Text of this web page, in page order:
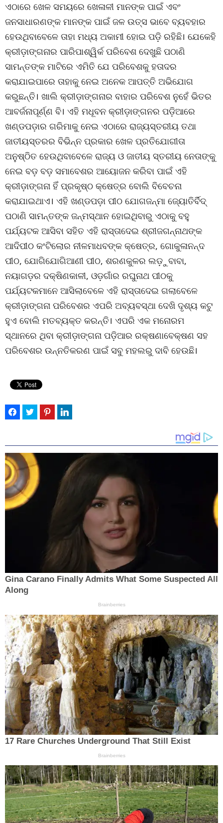
ଏଠାରେ ଖେଳ ସମୟରେ ଖେଳାଳୀ ମାନଙ୍କ ପାଇଁ ଏବଂ
ଜନସାଧାରଣଙ୍କ ମାନଙ୍କ ପାଇଁ ଜଳ ଉତ୍ସ ଭାବେ ବ୍ୟବହାର
ହେଉଥିବାବେଳେ ତାହା ମଧ୍ୟ ଅକାମୀ ହୋଇ ପଡ଼ି ରହିଛି। ଯେକେହି
କ୍ରୀଡ଼ାଙ୍ଗନାର ପାରିପାଶ୍ୱିର୍କ ପରିବେଶ ଦେଖୁଛି ପଠାଣି
ସାମନ୍ତଙ୍କ ମାଟିରେ ଏମିତି ଯେ ପରିବେଶକୁ ହତାଦର
କରାଯାଇପାରେ ତାହାକୁ ନେଇ ଅନେକ ଆପତ୍ତି ଅଭିଯୋଗ
କରୁଛନ୍ତି। ଖାଲି କ୍ରୀଡ଼ାଙ୍ଗନାର ବାହାର ପରିବେଶ ନୁହେଁ ଭିତର
ଆବର୍ଜନାପୂର୍ଣ୍ଣ ବି। ଏହି ମଧୂବନ କ୍ରୀଡ଼ାଙ୍ଗନର ପଡ଼ିଆରେ
ଖଣ୍ଡପଡ଼ାର ଗରିମାକୁ ନେଇ ଏଠାରେ ରାଜ୍ୟସ୍ତରୀୟ ତଥା
ଜାତୀୟସ୍ତରର ବିଭିନ୍ନ ପ୍ରକାର ଖେଳ ପ୍ରତିଯୋଗୀତା
ଅନୁଷ୍ଠିତ ହେଉଥିବାବେଳେ ରାଜ୍ୟ ଓ ଜାତୀୟ ସ୍ତରୀୟ ନେତାଙ୍କୁ
ନେଇ ବଡ଼ ବଡ଼ ସମାବେଶର ଆୟୋଜନ କରିବା ପାଇଁ ଏହି
କ୍ରୀଡ଼ାଙ୍ଗନା ହିଁ ପ୍ରକୃଷ୍ଠ କ୍ଷେତ୍ର ବୋଲି ବିବେଚନା
କରାଯାଇଥାଏ। ଏହି ଖଣ୍ଡପଡ଼ା ପୀଠ ଯୋଗଜନ୍ମା ଜ୍ୟୋତିର୍ବିଦ୍
ପଠାଣି ସାମନ୍ତଙ୍କ ଜନ୍ମସ୍ଥାନ ହୋଇଥିବାରୁ ଏଠାକୁ ବହୁ
ପର୍ଯ୍ୟଟକ ଆସିବା ସହିତ ଏହି ରାସ୍ତାଦେଇ ଶ୍ରୀଜଗନ୍ନାଥଙ୍କ
ଆଦିପୀଠ କଂଟିଲୋର ନୀଳମାଧବଙ୍କ କ୍ଷେତ୍ର, ଗୋକୁଳାନନ୍ଦ
ପୀଠ, ଯୋଗିଯୋଗିଆଣୀ ପୀଠ, ଶରଣକୁଳର ଲଡ଼ୁବାବା,
ନୟାଗଡ଼ର ଦକ୍ଷିଣକାଳୀ, ଓଡ଼ଗାଁର ରଘୁନାଥ ପୀଠକୁ
ପର୍ଯ୍ୟଟକମାନେ ଆସିଲାବେଳେ ଏହି ରାସ୍ତାଦେଇ ଗଲାବେଳେ
କ୍ରୀଡ଼ାଙ୍ଗନା ପରିବେଶର ଏପରି ଅବ୍ୟବସ୍ଥା ଦେଖି ଦୃଶ୍ୟ କଟୁ
ହୁଏ ବୋଲି ମତବ୍ୟକ୍ତ କରନ୍ତି। ଏପରି ଏକ ମନୋରମ
ସ୍ଥାନରେ ଥିବା କ୍ରୀଡ଼ାଙ୍ଗନା ପଡ଼ିଆର ରକ୍ଷଣାବେକ୍ଷଣ ସହ
ପରିବେଶର ଉନ୍ନତିକରଣ ପାଇଁ ସବୁ ମହଲରୁ ଦାବି ହେଉଛି।